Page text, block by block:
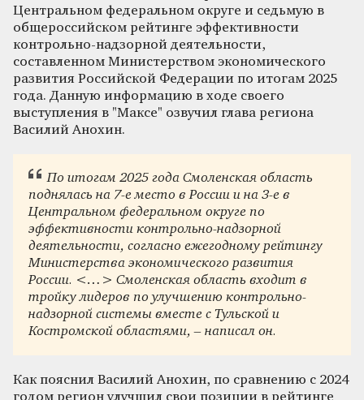
Центральном федеральном округе и седьмую в
общероссийском рейтинге эффективности
контрольно-надзорной деятельности,
составленном Министерством экономического
развития Российской Федерации по итогам 2025
года. Данную информацию в ходе своего
выступления в "Максе" озвучил глава региона
Василий Анохин.
По итогам 2025 года Смоленская область
поднялась на 7-е место в России и на 3-е в
Центральном федеральном округе по
эффективности контрольно-надзорной
деятельности, согласно ежегодному рейтингу
Министерства экономического развития
России. <…> Смоленская область входит в
тройку лидеров по улучшению контрольно-
надзорной системы вместе с Тульской и
Костромской областями, – написал он.
Как пояснил Василий Анохин, по сравнению с 2024
годом регион улучшил свои позиции в рейтинге